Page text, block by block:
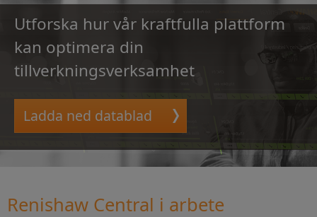
Utforska hur vår kraftfulla plattform
kan optimera din
tillverkningsverksamhet
Ladda ned datablad
Renishaw Central i arbete